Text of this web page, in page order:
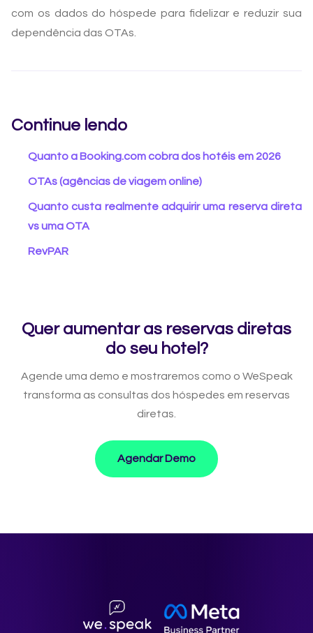
com os dados do hóspede para fidelizar e reduzir sua
dependência das OTAs.
Continue lendo
Quanto a Booking.com cobra dos hotéis em 2026
OTAs (agências de viagem online)
Quanto custa realmente adquirir uma reserva direta
vs uma OTA
RevPAR
Quer aumentar as reservas diretas
do seu hotel?
Agende uma demo e mostraremos como o WeSpeak
transforma as consultas dos hóspedes em reservas
diretas.
Agendar Demo